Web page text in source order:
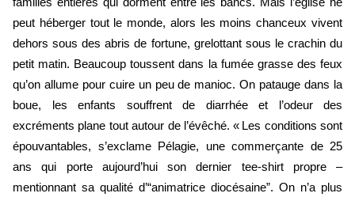
peut héberger tout le monde, alors les moins chanceux vivent
dehors sous des abris de fortune, grelottant sous le crachin du
petit matin. Beaucoup toussent dans la fumée grasse des feux
qu’on allume pour cuire un peu de manioc. On patauge dans la
boue, les enfants souffrent de diarrhée et l’odeur des
excréments plane tout autour de l’évêché. « Les conditions sont
épouvantables, s’exclame Pélagie, une commerçante de 25
ans qui porte aujourd’hui son dernier tee-shirt propre –
mentionnant sa qualité d’“animatrice diocésaine”. On n’a plus